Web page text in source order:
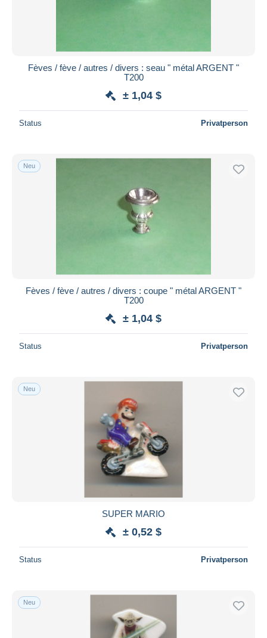
Fèves / fève / autres / divers : seau " métal ARGENT "
T200
± 1,04 $
Status Privatperson
Neu
Fèves / fève / autres / divers : coupe " métal ARGENT "
T200
± 1,04 $
Status Privatperson
Neu
SUPER MARIO
± 0,52 $
Status Privatperson
Neu